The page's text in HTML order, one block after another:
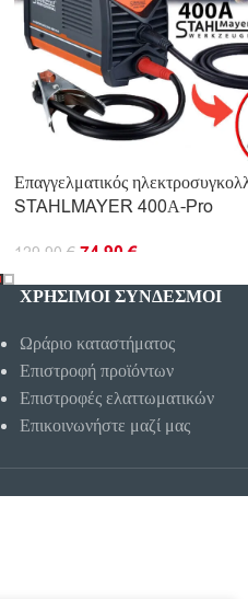
Επαγγελματικός
STAHLMAYER 400А-Pro
129.90 € 74.90€
ΠΡΟΣΘΉΚΗ ΣΤΟ ΚΑΛΆΘΙ
ΧΡΗΣΙΜΟΙ ΣΥΝΔΕΣΜΟΙ
Ωράριο καταστήματος
Επιστροφή προϊόντων
Επιστροφές ελαττωματικών
Επικοινωνήστε μαζί μας